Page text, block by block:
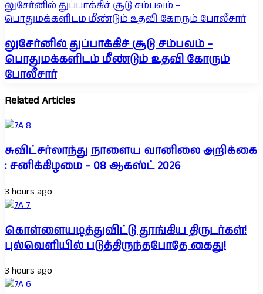
லுசேர்னில் துப்பாக்கிச் சூடு சம்பவம் –
பொதுமக்களிடம் மீண்டும் உதவி கோரும் போலீசார்
லுசேர்னில் துப்பாக்கிச் சூடு சம்பவம் –
பொதுமக்களிடம் மீண்டும் உதவி கோரும்
போலீசார்
Related Articles
சுவிட்சர்லாந்து நாளைய வானிலை அறிக்கை
: சனிக்கிழமை – 08 ஆகஸ்ட் 2026
3 hours ago
கொள்ளையடித்துவிட்டு தூங்கிய திருடர்கள்!
புல்வெளியில் படுத்திருந்தபோதே கைது!
3 hours ago